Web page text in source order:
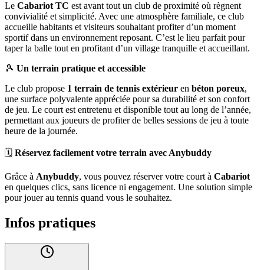
Le Cabariot TC est avant tout un club de proximité où règnent
convivialité et simplicité. Avec une atmosphère familiale, ce club
accueille habitants et visiteurs souhaitant profiter d’un moment
sportif dans un environnement reposant. C’est le lieu parfait pour
taper la balle tout en profitant d’un village tranquille et accueillant.
🎾 Un terrain pratique et accessible
Le club propose 1 terrain de tennis extérieur en béton poreux,
une surface polyvalente appréciée pour sa durabilité et son confort
de jeu. Le court est entretenu et disponible tout au long de l’année,
permettant aux joueurs de profiter de belles sessions de jeu à toute
heure de la journée.
🗓️ Réservez facilement votre terrain avec Anybuddy
Grâce à Anybuddy, vous pouvez réserver votre court à Cabariot
en quelques clics, sans licence ni engagement. Une solution simple
pour jouer au tennis quand vous le souhaitez.
Infos pratiques